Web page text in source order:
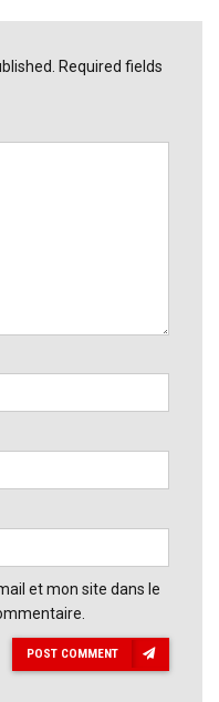
Required fields
et mon site dans le
POST COMMENT